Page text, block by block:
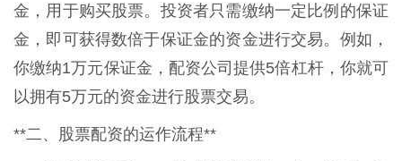
金，用于购买股票。投资者只需缴纳一定比例的保证
金，即可获得数倍于保证金的资金进行交易。例如，
你缴纳1万元保证金，配资公司提供5倍杠杆，你就可
以拥有5万元的资金进行股票交易。
**二、股票配资的运作流程**